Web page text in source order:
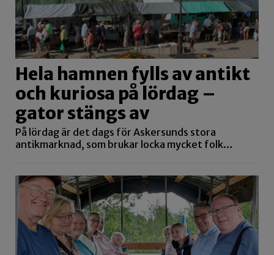
Hela hamnen fylls av antikt
och kuriosa på lördag –
gator stängs av
På lördag är det dags för Askersunds stora
antikmarknad, som brukar locka mycket folk…